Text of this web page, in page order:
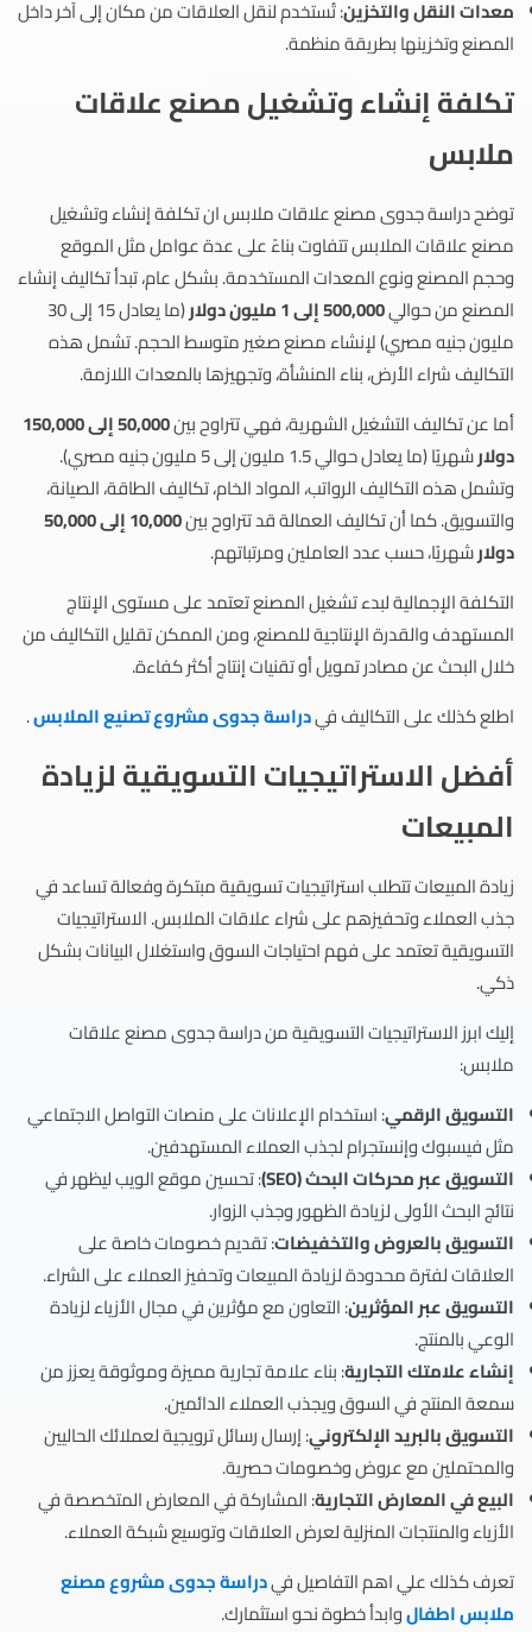
معدات النقل والتخزين: تُستخدم لنقل العلاقات من مكان إلى آخر داخل
المصنع وتخزينها بطريقة منظمة.
تكلفة إنشاء وتشغيل مصنع علاقات
ملابس
توضح دراسة جدوى مصنع علاقات ملابس ان تكلفة إنشاء وتشغيل
مصنع علاقات الملابس تتفاوت بناءً على عدة عوامل مثل الموقع
وحجم المصنع ونوع المعدات المستخدمة. بشكل عام، تبدأ تكاليف إنشاء
المصنع من حوالي500,000 إلى 1 مليون دولار
(ما يعادل 15 إلى 30
مليون جنيه مصري) لإنشاء مصنع صغير متوسط الحجم. تشمل هذه
التكاليف شراء الأرض، بناء المنشأة، وتجهيزها بالمعدات اللازمة.
أما عن تكاليف التشغيل الشهرية، فهي تتراوح بين
50,000 إلى 150,000
دولار
شهريًا (ما يعادل حوالي 1.5 مليون إلى 5 مليون جنيه مصري).
وتشمل هذه التكاليف الرواتب، المواد الخام، تكاليف الطاقة، الصيانة،
والتسويق. كما أن تكاليف العمالة قد تتراوح بين
10,000 إلى 50,000
دولارشهريًا، حسب عدد العاملين ومرتباتهم.
التكلفة الإجمالية لبدء تشغيل المصنع تعتمد على مستوى الإنتاج
المستهدف والقدرة الإنتاجية للمصنع، ومن الممكن تقليل التكاليف من
خلال البحث عن مصادر تمويل أو تقنيات إنتاج أكثر كفاءة.
اطلع كذلك على التكاليف فيدراسة جدوى مشروع تصنيع الملابس.
أفضل الاستراتيجيات التسويقية لزيادة
المبيعات
زيادة المبيعات تتطلب استراتيجيات تسويقية مبتكرة وفعالة تساعد في
جذب العملاء وتحفيزهم على شراء علاقات الملابس. الاستراتيجيات
التسويقية تعتمد على فهم احتياجات السوق واستغلال البيانات بشكل
ذكي.
إليك ابرز الاستراتيجيات التسويقية من دراسة جدوى مصنع علاقات
ملابس:
التسويق الرقمي: استخدام الإعلانات على منصات التواصل الاجتماعي
مثل فيسبوك وإنستجرام لجذب العملاء المستهدفين.
التسويق عبر محركات البحث (SEO)
: تحسين موقع الويب ليظهر في
نتائج البحث الأولى لزيادة الظهور وجذب الزوار.
التسويق بالعروض والتخفيضات: تقديم خصومات خاصة على
العلاقات لفترة محدودة لزيادة المبيعات وتحفيز العملاء على الشراء.
التسويق عبر المؤثرين: التعاون مع مؤثرين في مجال الأزياء لزيادة
الوعي بالمنتج.
إنشاء علامتك التجارية: بناء علامة تجارية مميزة وموثوقة يعزز من
سمعة المنتج في السوق ويجذب العملاء الدائمين.
التسويق بالبريد الإلكتروني: إرسال رسائل ترويجية لعملائك الحاليين
والمحتملين مع عروض وخصومات حصرية.
البيع في المعارض التجارية: المشاركة في المعارض المتخصصة في
الأزياء والمنتجات المنزلية لعرض العلاقات وتوسيع شبكة العملاء.
تعرف كذلك علي اهم التفاصيل فيدراسة جدوى مشروع مصنع
ملابس اطفالوابدأ خطوة نحو استثمارك.